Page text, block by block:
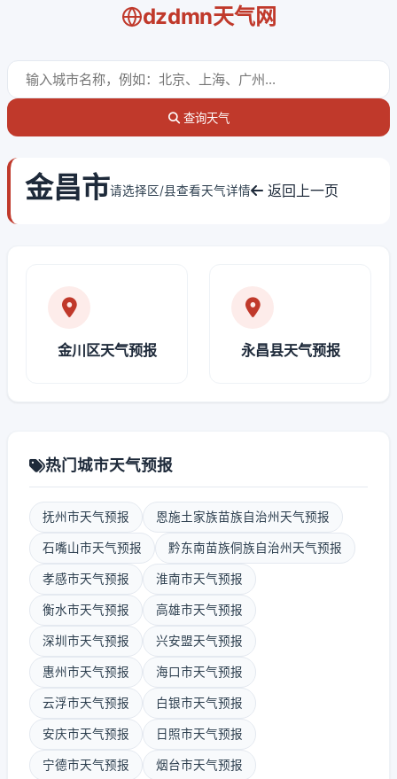
dzdmn天气网
查询天气
金昌市请选择区/县查看天气详情 返回上一页
金川区天气预报 永昌县天气预报
热门城市天气预报
抚州市天气预报 恩施土家族苗族自治州天气预报
石嘴山市天气预报 黔东南苗族侗族自治州天气预报
孝感市天气预报 淮南市天气预报
衡水市天气预报 高雄市天气预报
深圳市天气预报 兴安盟天气预报
惠州市天气预报 海口市天气预报
云浮市天气预报 白银市天气预报
安庆市天气预报 日照市天气预报
宁德市天气预报 烟台市天气预报